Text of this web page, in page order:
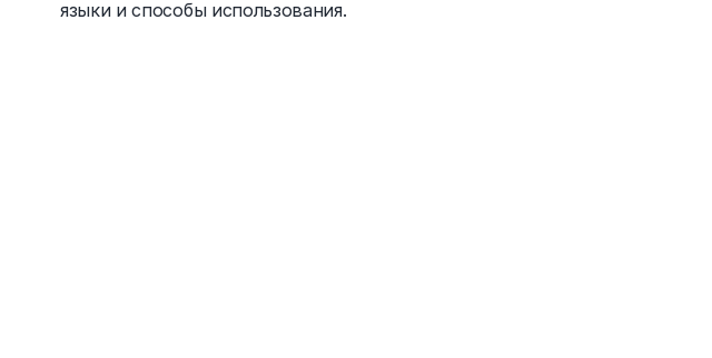
языки и способы использования.